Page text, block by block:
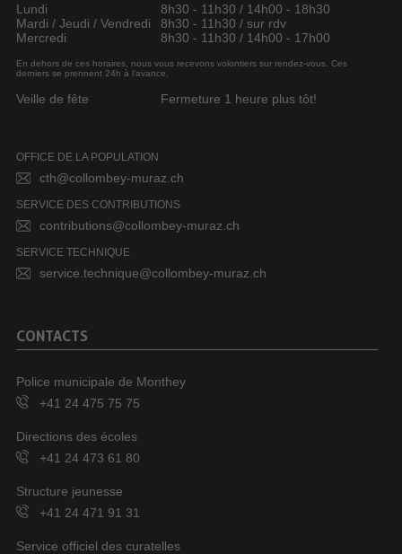
Lundi
8h30 - 11h30 / 14h00 - 18h30
Mardi / Jeudi / Vendredi
8h30 - 11h30 / sur rdv
Mercredi
8h30 - 11h30 / 14h00 - 17h00
En dehors de ces horaires, nous vous recevons volontiers sur rendez-vous. Ces
derniers se prennent 24h à l’avance.
Veille de fête Fermeture 1 heure plus tôt!
OFFICE DE LA POPULATION
cth@collombey-muraz.ch
SERVICE DES CONTRIBUTIONS
contributions@collombey-muraz.ch
SERVICE TECHNIQUE
service.technique@collombey-muraz.ch
CONTACTS
Police municipale de Monthey
+41 24 475 75 75
Directions des écoles
+41 24 473 61 80
Structure jeunesse
+41 24 471 91 31
Service officiel des curatelles